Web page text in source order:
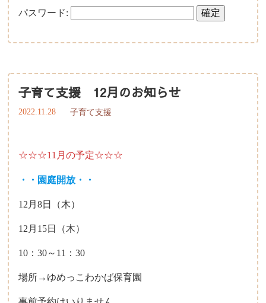
パスワード:
子育て支援 12月のお知らせ
2022.11.28 子育て支援
☆☆☆11月の予定☆☆☆
・・園庭開放・・
12月8日（木）
12月15日（木）
10：30～11：30
場所→ゆめっこわかば保育園